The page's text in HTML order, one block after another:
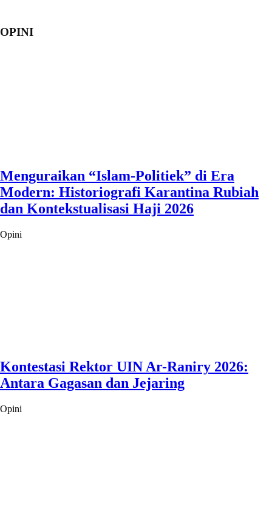
OPINI
Menguraikan “Islam-Politiek” di Era
Modern: Historiografi Karantina Rubiah
dan Kontekstualisasi Haji 2026
Opini
Kontestasi Rektor UIN Ar-Raniry 2026:
Antara Gagasan dan Jejaring
Opini